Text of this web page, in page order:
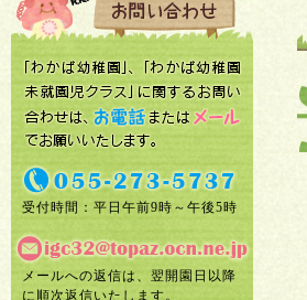
受付時間：平日午前9時～午後5時
メールへの返信は、翌開園日以降
に順次返信いたします。